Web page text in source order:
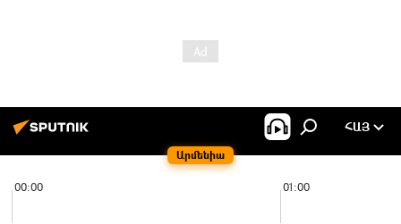
Արմենիա
ՀԱՅ
00:00 01:00